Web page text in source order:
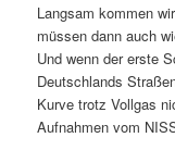
Langsam kommen
müssen dann auch
Und wenn der erste
Deutschlands
Kurve trotz Vollgas
Aufnahmen vom